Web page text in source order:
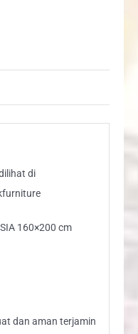
di
160×200 cm
dan aman terjamin